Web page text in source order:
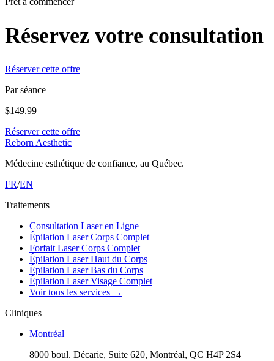
Réservez votre consultation
Réserver cette offre
Par séance
$149.99
Réserver cette offre
Reborn Aesthetic
Médecine esthétique de confiance, au Québec.
FR/EN
Traitements
Consultation Laser en Ligne
Épilation Laser Corps Complet
Forfait Laser Corps Complet
Épilation Laser Haut du Corps
Épilation Laser Bas du Corps
Épilation Laser Visage Complet
Voir tous les services →
Cliniques
Montréal
8000 boul. Décarie, Suite 620, Montréal, QC H4P 2S4